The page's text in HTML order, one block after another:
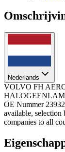
Nederlands
VOLVO FH
OE Nummer
available,
companies to all